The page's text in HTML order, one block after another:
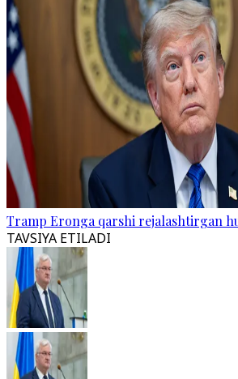
Tramp Eronga qarshi rejalashtirgan
TAVSIYA ETILADI